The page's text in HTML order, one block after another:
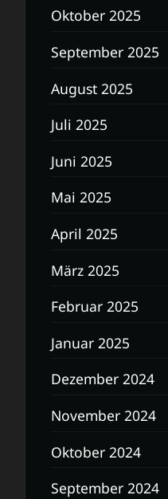
Oktober 2025
September 2025
August 2025
Juli 2025
Juni 2025
Mai 2025
April 2025
März 2025
Februar 2025
Januar 2025
Dezember 2024
November 2024
Oktober 2024
September 2024